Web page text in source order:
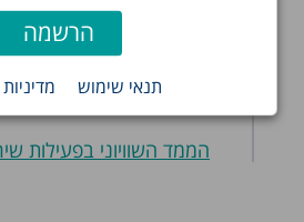
תנאי שימוש
הורשת נכסים כלכליים –
אי-שוויון בחינוך בישראל
הממד השוויוני בפעילות